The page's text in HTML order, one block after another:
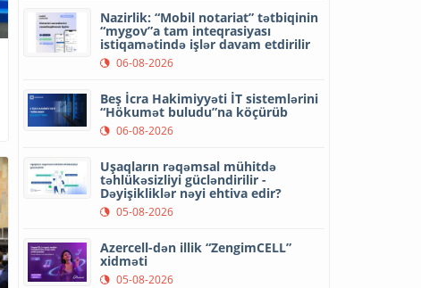
Nazirlik: “Mobil notariat” tətbiqinin
“mygov”a tam inteqrasiyası
istiqamətində işlər davam etdirilir
06-08-2026
Beş İcra Hakimiyyəti İT sistemlərini
“Hökumət buludu”na köçürüb
06-08-2026
Uşaqların rəqəmsal mühitdə
təhlükəsizliyi gücləndirilir -
Dəyişikliklər nəyi ehtiva edir?
05-08-2026
Azercell-dən illik “ZengimCELL”
xidməti
05-08-2026